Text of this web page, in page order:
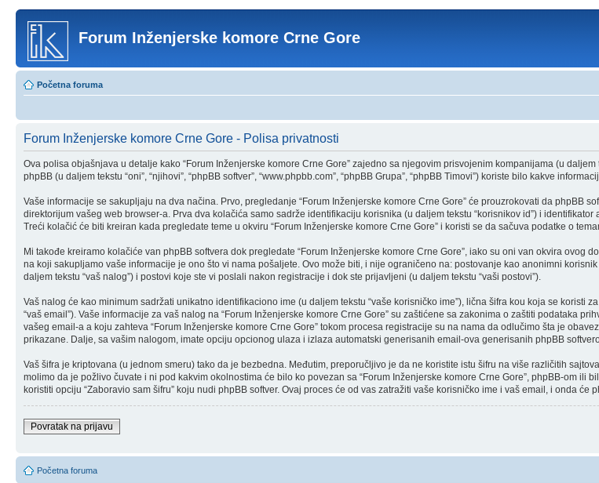
Forum Inženjerske komore Crne Gore
Početna foruma
Forum Inženjerske komore Crne Gore - Polisa privatnosti
Ova polisa objašnjava u detalje kako “Forum Inženjerske komore Crne Gore” zajedno sa njegovim prisvojenim kompanijama (u daljem
phpBB (u daljem tekstu “oni”, “njihovi”, “phpBB softver”, “www.phpbb.com”, “phpBB Grupa”, “phpBB Timovi”) koriste bilo kakve
Vaše informacije se sakupljaju na dva načina. Prvo, pregledanje “Forum Inženjerske komore Crne Gore” će prouzrokovati da phpBB
direktorijum vašeg web browser-a. Prva dva kolačića samo sadrže identifikaciju korisnika (u daljem tekstu “korisnikov id”) i
Treći kolačić će biti kreiran kada pregledate teme u okviru “Forum Inženjerske komore Crne Gore” i koristi se da sačuva podatke o
Mi takođe kreiramo kolačiće van phpBB softvera dok pregledate “Forum Inženjerske komore Crne Gore”, iako su oni van okvira
na koji sakupljamo vaše informacije je ono što vi nama pošaljete. Ovo može biti, i nije ograničeno na: postovanje kao anonimni
daljem tekstu “vaš nalog”) i postovi koje ste vi poslali nakon registracije i dok ste prijavljeni (u daljem tekstu “vaši postovi”).
Vaš nalog će kao minimum sadržati unikatno identifikaciono ime (u daljem tekstu “vaše korisničko ime”), lična šifra kou koja se koristi
“vaš email”). Vaše informacije za vaš nalog na “Forum Inženjerske komore Crne Gore” su zaštićene sa zakonima o zaštiti podataka
vašeg email-a a koju zahteva “Forum Inženjerske komore Crne Gore” tokom procesa registracije su na nama da odlučimo šta je
prikazane. Dalje, sa vašim nalogom, imate opciju opcionog ulaza i izlaza automatski generisanih email-ova generisanih phpBB
Vaš šifra je kriptovana (u jednom smeru) tako da je bezbedna. Međutim, preporučljivo je da ne koristite istu šifru na više različitih
molimo da je požlivo čuvate i ni pod kakvim okolnostima će bilo ko povezan sa “Forum Inženjerske komore Crne Gore”, phpBB-om
koristiti opciju “Zaboravio sam šifru” koju nudi phpBB softver. Ovaj proces će od vas zatražiti vaše korisničko ime i vaš email, i onda
Povratak na prijavu
Početna foruma